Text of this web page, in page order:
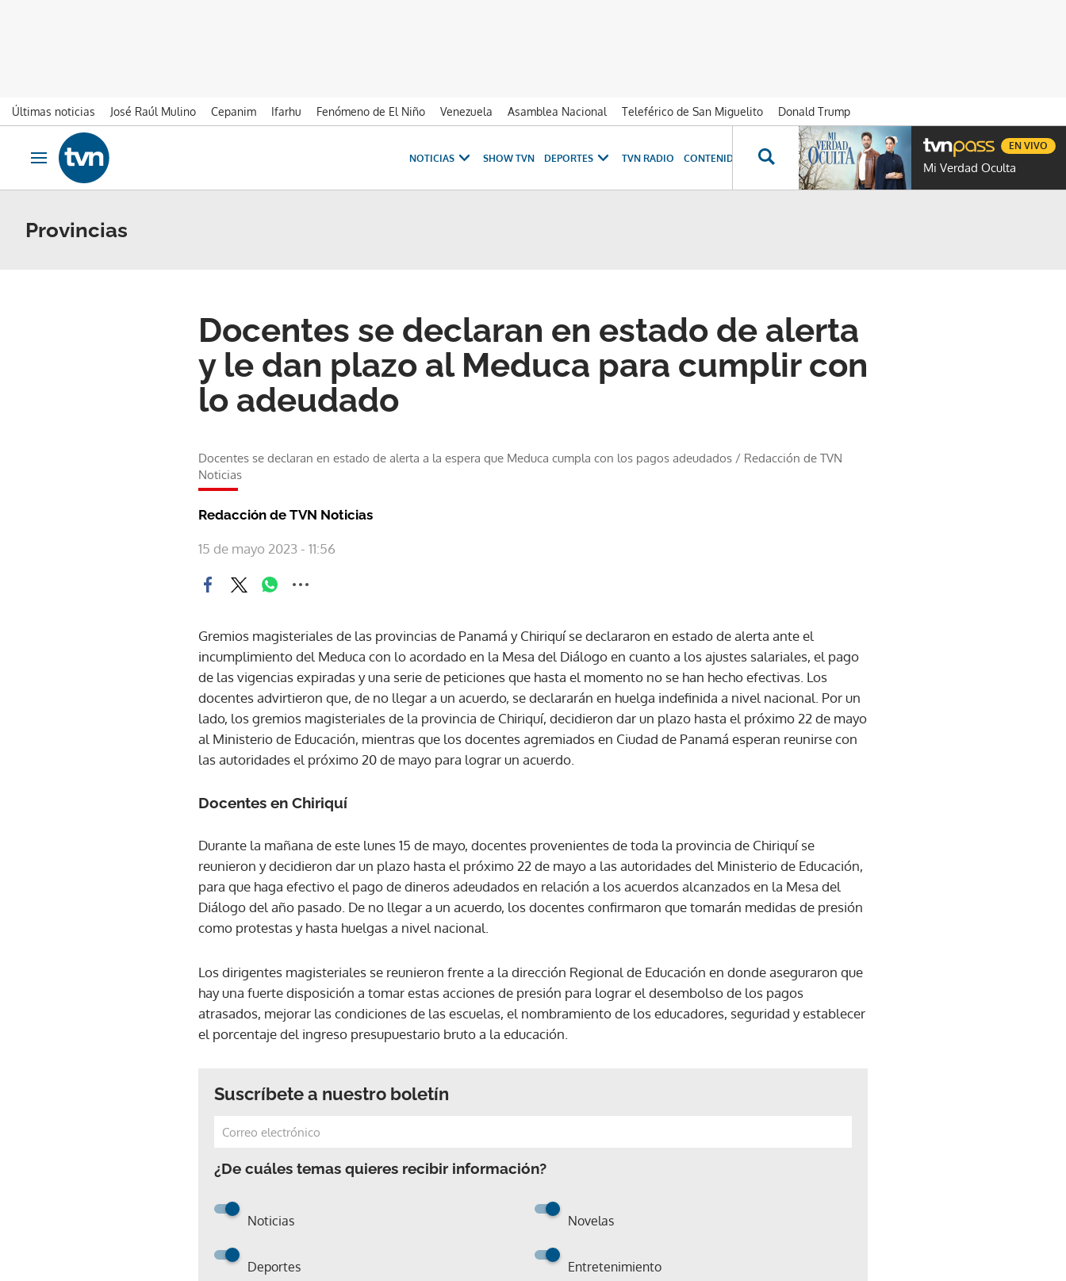
Últimas noticias José Raúl Mulino Cepanim Ifarhu Fenómeno de El Niño Venezuela Asamblea Nacional Teleférico de San Miguelito
Donald Trump
Ir al contenido
Obrir navegació
NOTICIAS SHOW TVN DEPORTES TVN RADIO CONTENIDOS ESPECIALES NOVELAS PROGRAMAS GENTE TVN
Mi Verdad Oculta
EN VIVO
Provincias
Docentes se declaran en estado de alerta
y le dan plazo al Meduca para cumplir con
lo adeudado
Docentes se declaran en estado de alerta a la espera que Meduca cumpla con los pagos adeudados / Redacción de TVN
Noticias
Redacción de TVN Noticias
15 de mayo 2023 - 11:56
Gremios magisteriales de las provincias de Panamá y Chiriquí se declararon en estado de alerta ante el
incumplimiento del Meduca con lo acordado en la Mesa del Diálogo en cuanto a los ajustes salariales, el pago
de las vigencias expiradas y una serie de peticiones que hasta el momento no se han hecho efectivas. Los
docentes advirtieron que, de no llegar a un acuerdo, se declararán en huelga indefinida a nivel nacional. Por un
lado, los gremios magisteriales de la provincia de Chiriquí, decidieron dar un plazo hasta el próximo 22 de mayo
al Ministerio de Educación, mientras que los docentes agremiados en Ciudad de Panamá esperan reunirse con
las autoridades el próximo 20 de mayo para lograr un acuerdo.
Docentes en Chiriquí
Durante la mañana de este lunes 15 de mayo, docentes provenientes de toda la provincia de Chiriquí se
reunieron y decidieron dar un plazo hasta el próximo 22 de mayo a las autoridades del Ministerio de Educación,
para que haga efectivo el pago de dineros adeudados en relación a los acuerdos alcanzados en la Mesa del
Diálogo del año pasado. De no llegar a un acuerdo, los docentes confirmaron que tomarán medidas de presión
como protestas y hasta huelgas a nivel nacional.
Los dirigentes magisteriales se reunieron frente a la dirección Regional de Educación en donde aseguraron que
hay una fuerte disposición a tomar estas acciones de presión para lograr el desembolso de los pagos
atrasados, mejorar las condiciones de las escuelas, el nombramiento de los educadores, seguridad y establecer
el porcentaje del ingreso presupuestario bruto a la educación.
Suscríbete a nuestro boletín
¿De cuáles temas quieres recibir información?
Noticias Novelas
Deportes Entretenimiento